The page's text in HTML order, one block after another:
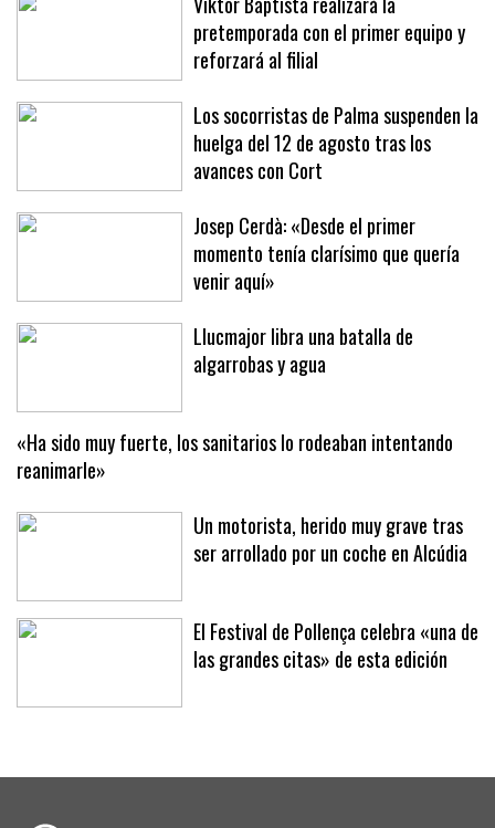
Viktor Baptista realizará la
pretemporada con el primer equipo y
reforzará al filial
Los socorristas de Palma suspenden la
huelga del 12 de agosto tras los
avances con Cort
Josep Cerdà: «Desde el primer
momento tenía clarísimo que quería
venir aquí»
Llucmajor libra una batalla de
«Ha sido muy fuerte, los sanitarios lo rodeaban intentando
reanimarle»
Un motorista, herido muy grave tras
El Festival de Pollença celebra «una de